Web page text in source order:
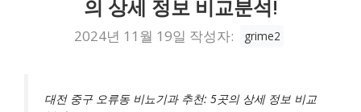
의 상세 정보 비교분석!
2024년 11월 19일 작성자: grime2
대전 중구 오류동 비뇨기과 추천: 5곳의 상세 정보 비교